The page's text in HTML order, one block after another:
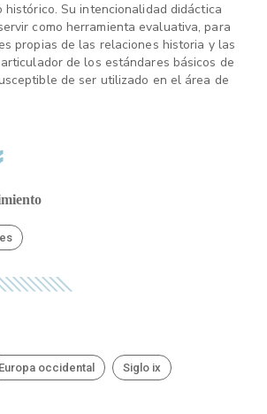
histórico. Su intencionalidad didáctica
como herramienta evaluativa, para
propias de las relaciones historia y las
de los estándares básicos de
de ser utilizado en el área de
Europa occidental Siglo ix